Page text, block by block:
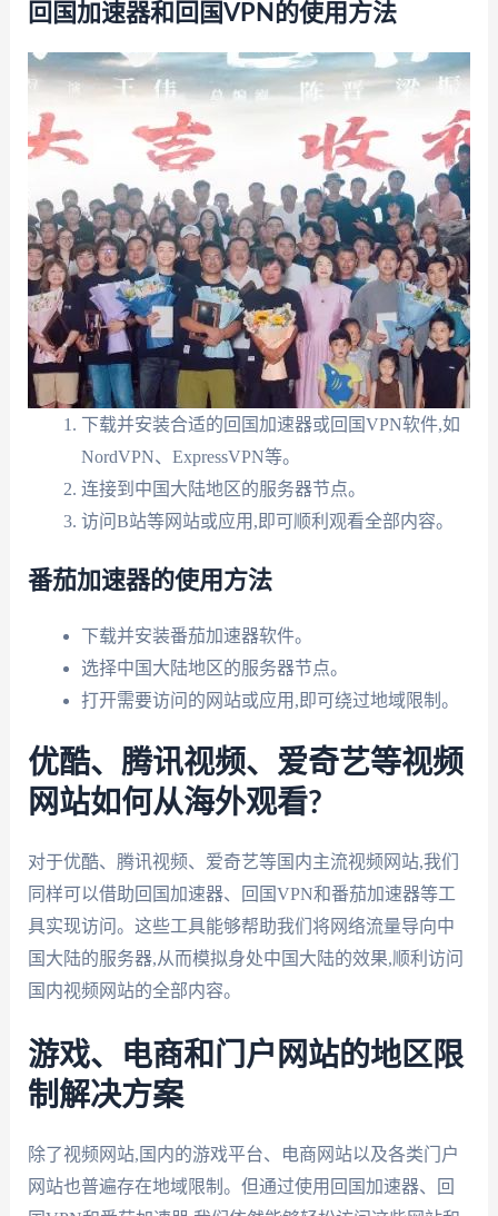
回国加速器和回国VPN的使用方法
下载并安装合适的回国加速器或回国VPN软件,如
NordVPN、ExpressVPN等。
连接到中国大陆地区的服务器节点。
访问B站等网站或应用,即可顺利观看全部内容。
番茄加速器的使用方法
下载并安装番茄加速器软件。
选择中国大陆地区的服务器节点。
打开需要访问的网站或应用,即可绕过地域限制。
优酷、腾讯视频、爱奇艺等视频
网站如何从海外观看?
对于优酷、腾讯视频、爱奇艺等国内主流视频网站,我们
同样可以借助回国加速器、回国VPN和番茄加速器等工
具实现访问。这些工具能够帮助我们将网络流量导向中
国大陆的服务器,从而模拟身处中国大陆的效果,顺利访问
国内视频网站的全部内容。
游戏、电商和门户网站的地区限
制解决方案
除了视频网站,国内的游戏平台、电商网站以及各类门户
网站也普遍存在地域限制。但通过使用回国加速器、回